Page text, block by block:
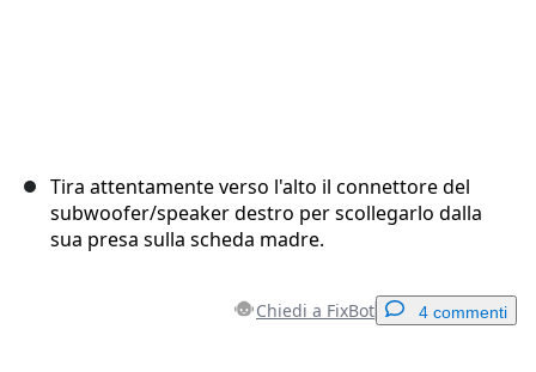
Tira attentamente verso l'alto il connettore del
subwoofer/speaker destro per scollegarlo dalla
sua presa sulla scheda madre.
Chiedi a FixBot 4 commenti